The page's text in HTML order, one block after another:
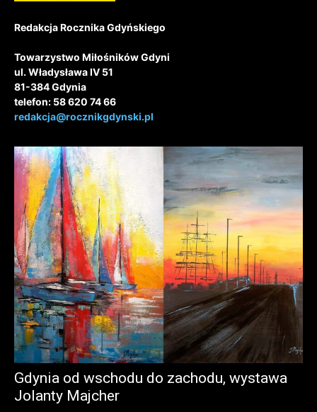
Redakcja Rocznika Gdyńskiego
Towarzystwo Miłośników Gdyni
ul. Władysława IV 51
81-384 Gdynia
telefon: 58 620 74 66
redakcja@rocznikgdynski.pl
Gdynia od wschodu do zachodu, wystawa
Jolanty Majcher